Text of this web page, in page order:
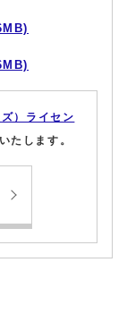
）ライセン
たします。